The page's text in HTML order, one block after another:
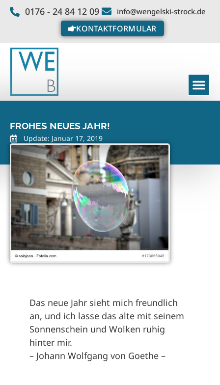
0176 - 24 84 12 09 info@wengelski-strock.de
KONTAKTFORMULAR
FROHES NEUES JAHR!
Update: Januar 17, 2019
Das neue Jahr sieht mich freundlich
an, und ich lasse das alte mit seinem
Sonnenschein und Wolken ruhig
hinter mir.
– Johann Wolfgang von Goethe –